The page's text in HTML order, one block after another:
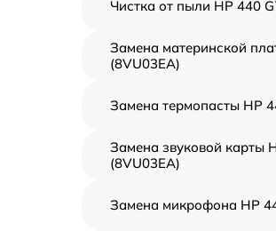
Чистка от пыли HP 440
Замена материнской
(8VU03EA)
Замена термопасты HP
Замена звуковой карты
(8VU03EA)
Замена микрофона HP